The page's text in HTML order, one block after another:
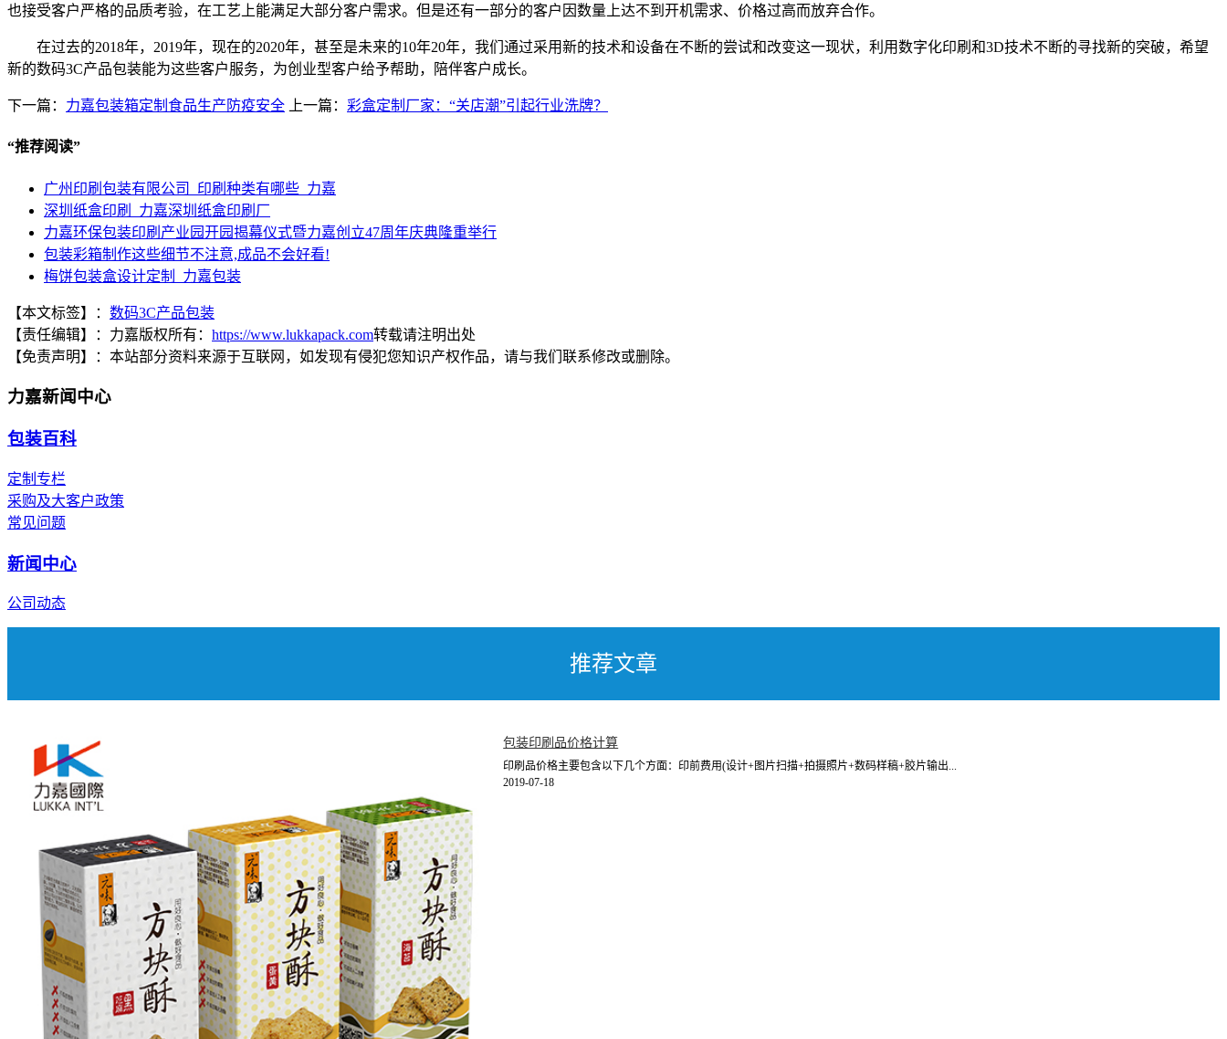
也接受客户严格的品质考验，在工艺上能满足大部分客户需求。但是还有一部分的客户因数量上达不到开机需求、价格过高而放弃合作。
在过去的2018年，2019年，现在的2020年，甚至是未来的10年20年，我们通过采用新的技术和设备在不断的尝试和改变这一现状，利用数字化印刷和3D技术不断的寻找新的突破，希望
新的数码3C产品包装能为这些客户服务， 为创业型客户给予帮助，陪伴客户成长。
下一篇： 力嘉包装箱定制食品生产防疫安全 上一篇： 彩盒定制厂家：“关店潮”引起行业洗牌？
“推荐阅读”
广州印刷包装有限公司_印刷种类有哪些_力嘉
深圳纸盒印刷_力嘉深圳纸盒印刷厂
力嘉环保包装印刷产业园开园揭幕仪式暨力嘉创立47周年庆典隆重举行
包装彩箱制作这些细节不注意,成品不会好看!
梅饼包装盒设计定制_力嘉包装
【本文标签】： 数码3C产品包装
【责任编辑】： 力嘉版权所有： https://www.lukkapack.com转载请注明出处
【免责声明】： 本站部分资料来源于互联网，如发现有侵犯您知识产权作品，请与我们联系修改或删除。
力嘉新闻中心
包装百科
定制专栏
采购及大客户政策
常见问题
新闻中心
公司动态
推荐文章
包装印刷品价格计算
印刷品价格主要包含以下几个方面：印前费用(设计+图片扫描+拍摄照片+数码样稿+胶片输出...
2019-07-18